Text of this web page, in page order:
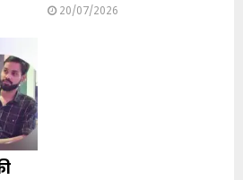
20/07/2026